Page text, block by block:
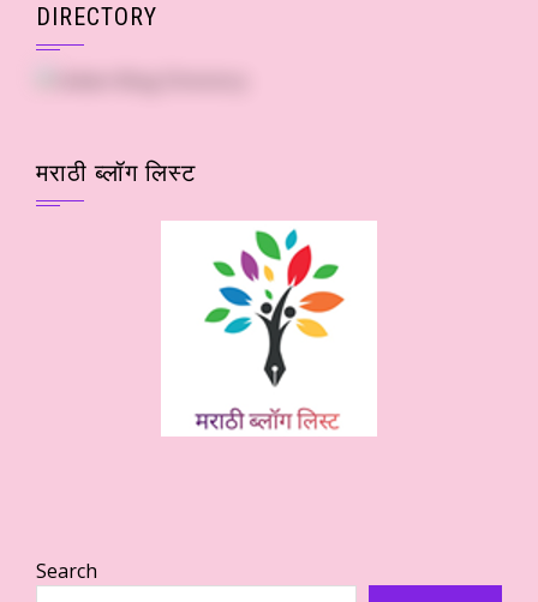
DIRECTORY
मराठी ब्लॉग लिस्ट
Search